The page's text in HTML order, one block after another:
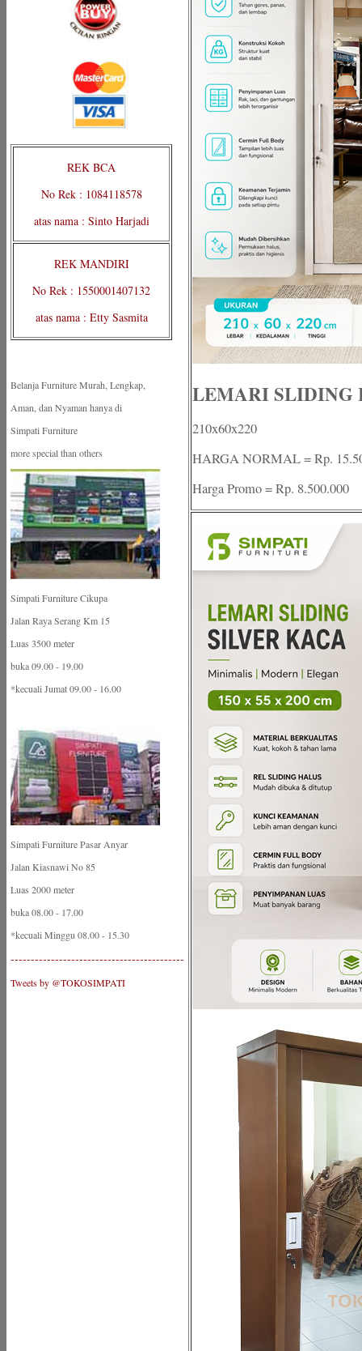
REK BCA
No Rek : 1084118578
atas nama : Sinto Harjadi
REK MANDIRI
No Rek : 1550001407132
atas nama : Etty Sasmita
Belanja Furniture Murah, Lengkap,
Aman, dan Nyaman hanya di
Simpati Furniture
more special than others
Simpati Furniture Cikupa
Jalan Raya Serang Km 15
Luas 3500 meter
buka 09.00 - 19.00
*kecuali Jumat 09.00 - 16.00
Simpati Furniture Pasar Anyar
Jalan Kiasnawi No 85
Luas 2000 meter
buka 08.00 - 17.00
*kecuali Minggu 08.00 - 15.30
-------------------------------------------
Tweets by @TOKOSIMPATI
LEMARI SLIDING
210x60x220
HARGA NORMAL = Rp.
Harga Promo = Rp. 8.500.000